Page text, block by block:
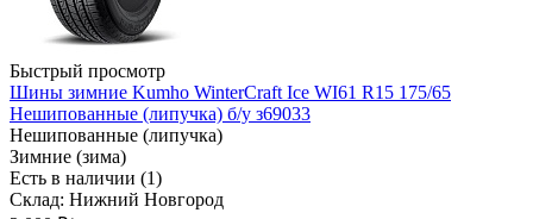
Быстрый просмотр
Шины зимние Kumho WinterCraft Ice WI61 R15 175/65
Нешипованные (липучка) б/у з69033
Нешипованные (липучка)
Зимние (зима)
Есть в наличии (1)
Склад: Нижний Новгород